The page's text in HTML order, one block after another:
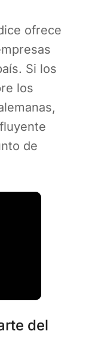
ofrece
Si los
los
de
del